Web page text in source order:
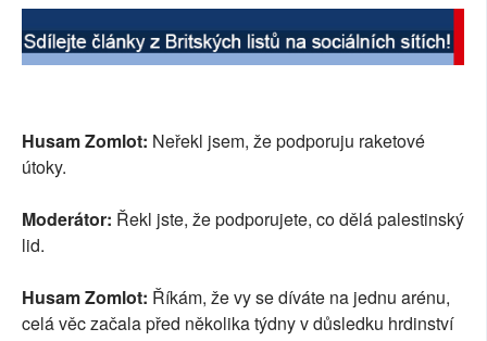
Husam Zomlot: Neřekl jsem, že podporuju raketové
útoky.
Moderátor: Řekl jste, že podporujete, co dělá palestinský
lid.
Husam Zomlot: Říkám, že vy se díváte na jednu arénu,
celá věc začala před několika týdny v důsledku hrdinství